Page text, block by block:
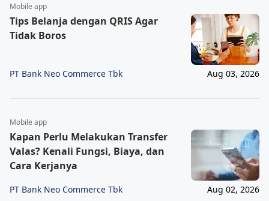
Mobile app
Tips Belanja dengan QRIS Agar
Tidak Boros
PT Bank Neo Commerce Tbk Aug 03, 2026
Mobile app
Kapan Perlu Melakukan Transfer
Valas? Kenali Fungsi, Biaya, dan
Cara Kerjanya
PT Bank Neo Commerce Tbk Aug 02, 2026